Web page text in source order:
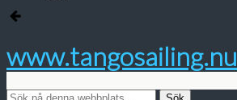
www.tangosailing.nu